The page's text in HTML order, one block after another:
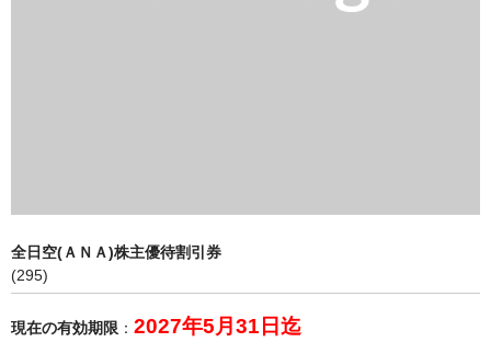
☆よくある質問
全日空(ＡＮＡ)株主優待割引券
(295)
現在の有効期限 ： 2027年5月31日迄